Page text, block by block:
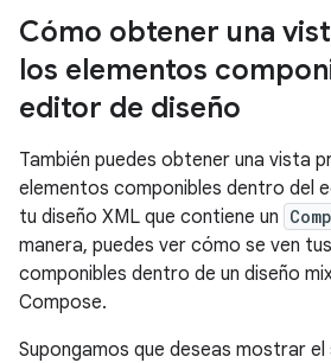
Cómo obtener una
los elementos
editor de diseño
También puedes obtener una vista
elementos componibles dentro del
tu diseño XML que contiene un
manera, puedes ver cómo se ven
componibles dentro de un diseño
Compose.
Supongamos que deseas mostrar